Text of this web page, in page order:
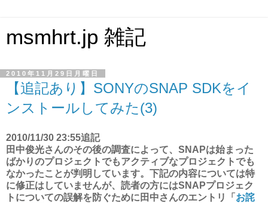
msmhrt.jp 雑記
2010年11月29日月曜日
【追記あり】SONYのSNAP SDKをイ
ンストールしてみた(3)
2010/11/30 23:55追記
田中俊光さんのその後の調査によって、SNAPは始まった
ばかりのプロジェクトでもアクティブなプロジェクトでも
なかったことが判明しています。下記の内容については特
に修正はしていませんが、読者の方にはSNAPプロジェク
トについての誤解を防ぐために田中さんのエントリ「 お詫